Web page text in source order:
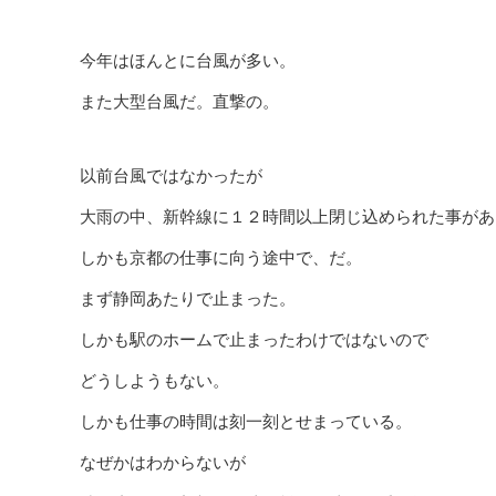
今年はほんとに台風が多い。
また大型台風だ。直撃の。
以前台風ではなかったが
大雨の中、新幹線に１２時間以上閉じ込められた事が
しかも京都の仕事に向う途中で、だ。
まず静岡あたりで止まった。
しかも駅のホームで止まったわけではないので
どうしようもない。
しかも仕事の時間は刻一刻とせまっている。
なぜかはわからないが